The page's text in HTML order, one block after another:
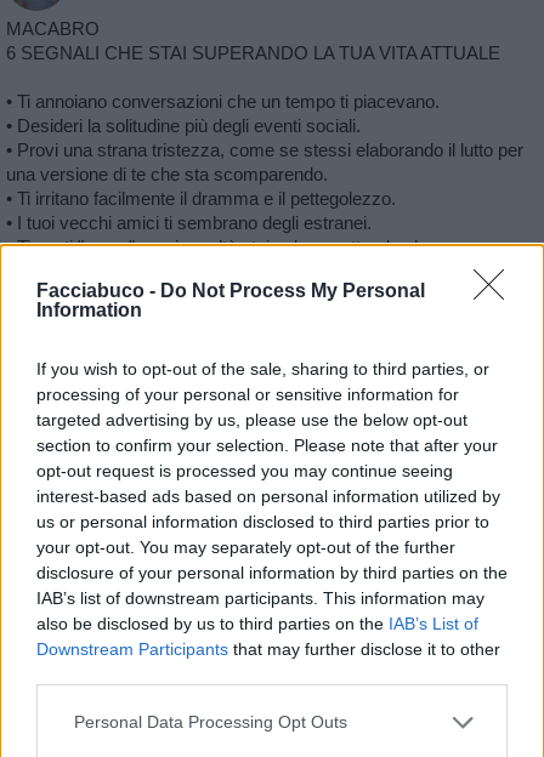
Facciabuco - Do Not Process My Personal
Information
If you wish to opt-out of the sale, sharing to third parties, or
processing of your personal or sensitive information for
targeted advertising by us, please use the below opt-out
section to confirm your selection. Please note that after your
opt-out request is processed you may continue seeing
interest-based ads based on personal information utilized by
us or personal information disclosed to third parties prior to
your opt-out. You may separately opt-out of the further
disclosure of your personal information by third parties on the
IAB’s list of downstream participants. This information may
also be disclosed by us to third parties on the IAB’s List of
Downstream Participants that may further disclose it to other
Personal Data Processing Opt Outs
MACABRO
6 SEGNALI CHE STAI SUPERANDO LA TUA VITA ATTUALE
• Ti annoiano conversazioni che un tempo ti piacevano.
• Desideri la solitudine più degli eventi sociali.
• Provi una strana tristezza, come se stessi elaborando il lutto per
una versione di te che sta scomparendo.
• Ti irritano facilmente il dramma e il pettegolezzo.
• I tuoi vecchi amici ti sembrano degli estranei.
• Ti senti "perso", ma in realtà stai solo aspettando che emerga una
• Il 90% delle persone dimentica di
premere il pulsante "mi piace". Spero che tu non lo faccia, perché
Stime: 8  Commenti: 4
Ti stimo fratello
Link
Salva